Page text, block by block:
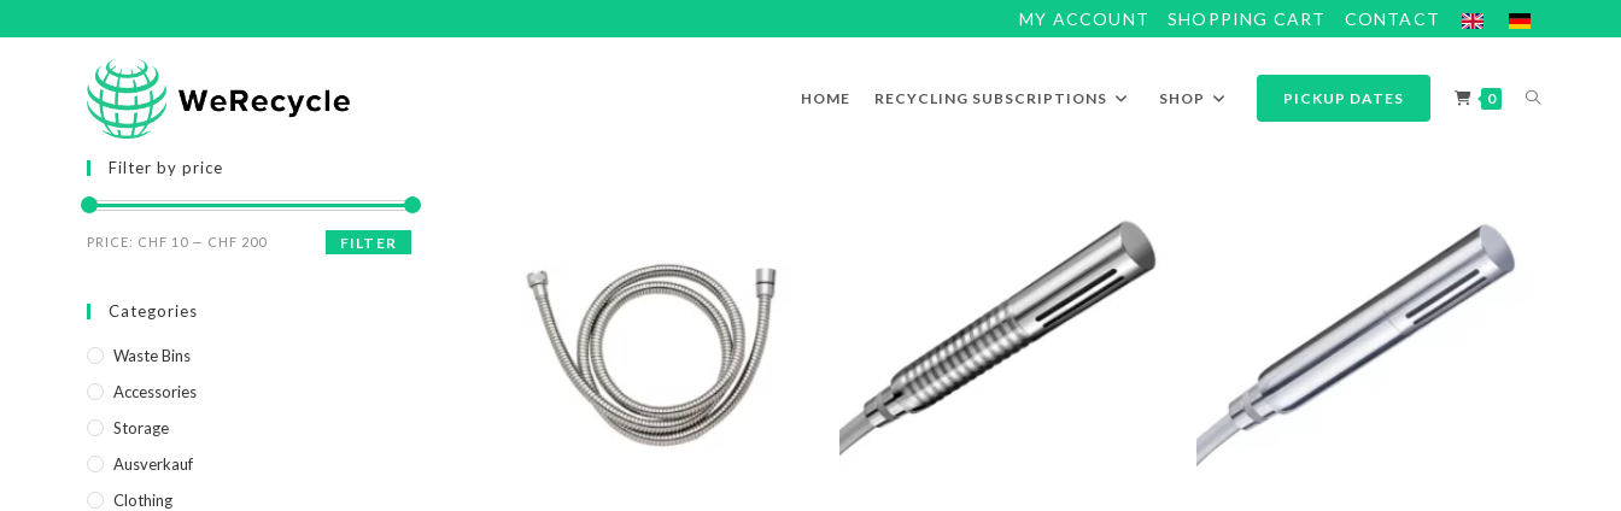
MY ACCOUNT SHOPPING CART CONTACT
HOME RECYCLING SUBSCRIPTIONS SHOP PICKUP DATES 0
Filter by price
FILTER
PRICE: CHF 10 — CHF 200
Categories
Waste Bins
Accessories
Storage
Ausverkauf
Clothing